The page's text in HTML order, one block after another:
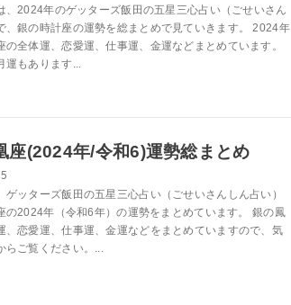
、2024年のゲッターズ飯田の五星三心占い（ごせいさん
、銀の時計座の運勢を総まとめで見ていきます。 2024年
の全体運、恋愛運、仕事運、金運などまとめています。
運もあります...
座(2024年/令和6)運勢総まとめ
ゲッターズ飯田の五星三心占い（ごせいさんしん占い）
の2024年（令和6年）の運勢をまとめています。 銀の鳳
、恋愛運、仕事運、金運などをまとめていますので、気
らご覧ください。...